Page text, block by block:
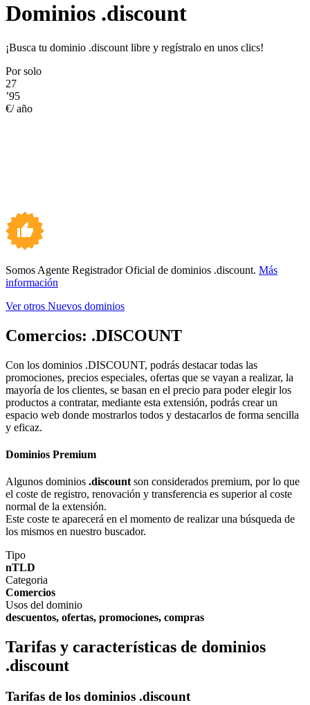
Dominios .discount
¡Busca tu dominio .discount libre y regístralo en unos clics!
Por solo
27
’95
€/ año
Somos Agente Registrador Oficial de dominios .discount. Más
información
Ver otros Nuevos dominios
Comercios: .DISCOUNT
Con los dominios .DISCOUNT, podrás destacar todas las
promociones, precios especiales, ofertas que se vayan a realizar, la
mayoría de los clientes, se basan en el precio para poder elegir los
productos a contratar, mediante esta extensión, podrás crear un
espacio web donde mostrarlos todos y destacarlos de forma sencilla
y eficaz.
Dominios Premium
Algunos dominios .discount son considerados premium, por lo que
el coste de registro, renovación y transferencia es superior al coste
normal de la extensión.
Este coste te aparecerá en el momento de realizar una búsqueda de
los mismos en nuestro buscador.
Tipo
nTLD
Categoria
Comercios
Usos del dominio
descuentos, ofertas, promociones, compras
Tarifas y características de dominios
.discount
Tarifas de los dominios .discount